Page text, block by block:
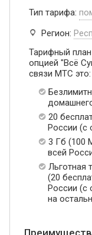
Тип тарифа:
Регион:
Тарифный
опцией "Всё
связи МТС это:
20
России (с
3 Гб (100
всей
Льготная
(20
России (с
на